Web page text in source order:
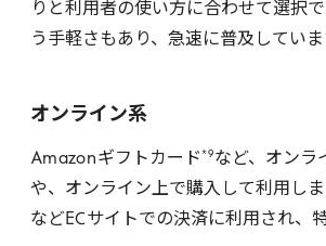
りと利用者の使い方に合わせて選択
う手軽さもあり、急速に普及していま
オンライン系
Amazonギフトカード *9 など、オンラ
や、オンライン上で購入して利用し
など ECサイトでの決済に利用され、